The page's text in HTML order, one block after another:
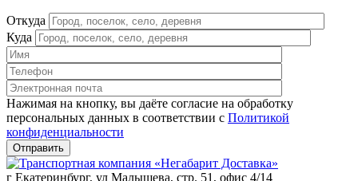
Откуда
Куда
Нажимая на кнопку, вы даёте согласие на обработку
персональных данных в соответствии c Политикой
конфиденциальности
г Екатеринбург, ул Малышева, стр. 51, офис 4/14